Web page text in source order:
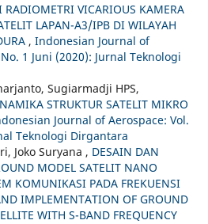
RADIOMETRI VICARIOUS KAMERA
LAPAN-A3/IPB DI WILAYAH
, Indonesian Journal of
1 Juni (2020): Jurnal Teknologi
Sugiarmadji HPS,
STRUKTUR SATELIT MIKRO
Journal of Aerospace: Vol.
Teknologi Dirgantara
Joko Suryana , DESAIN DAN
MODEL SATELIT NANO
KOMUNIKASI PADA FREKUENSI
IMPLEMENTATION OF GROUND
WITH S-BAND FREQUENCY